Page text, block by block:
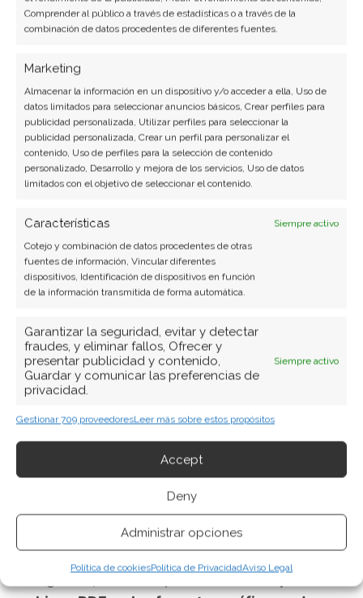
Comprender al público a través de estadísticas o a través de la
combinación de datos procedentes de diferentes fuentes.
Marketing
Almacenar la información en un dispositivo y/o acceder a ella, Uso de
datos limitados para seleccionar anuncios básicos, Crear perfiles para
publicidad personalizada, Utilizar perfiles para seleccionar la
publicidad personalizada, Crear un perfil para personalizar el
contenido, Uso de perfiles para la selección de contenido
personalizado, Desarrollo y mejora de los servicios, Uso de datos
limitados con el objetivo de seleccionar el contenido.
Características
Siempre activo
Cotejo y combinación de datos procedentes de otras
fuentes de información, Vincular diferentes
dispositivos, Identificación de dispositivos en función
de la información transmitida de forma automática.
Garantizar la seguridad, evitar y detectar
fraudes, y eliminar fallos, Ofrecer y
presentar publicidad y contenido,
Guardar y comunicar las preferencias de
privacidad.
Siempre activo
Gestionar 709 proveedoresLeer más sobre estos propósitos
Accept
Deny
Administrar opciones
Política de cookiesPolítica de PrivacidadAviso Legal
que pagar su versión de pago. Pero antes de
pagar, chequea que las funciones que buscas no
De cualquier modo, si Nitro PDF Reader te
sirve, lo puedes descargar pulsando
sobreeste enlace.
Cool PDF Reader
Este visor de PDF tiene mucho en común con
teniendo en cuenta la performance y no tanto la
cantidad de funciones.
Con Cool PDF Reader tendrás las funciones
necesarias paraleer documentos PDF.
reside precisamente la ventaja más destacable
de la aplicación. Pero hay una pequeña
diferencia con Sumatra PDF.
Cool PDF Reader,además de las opciones
mínimas, como herramientas de zoom y